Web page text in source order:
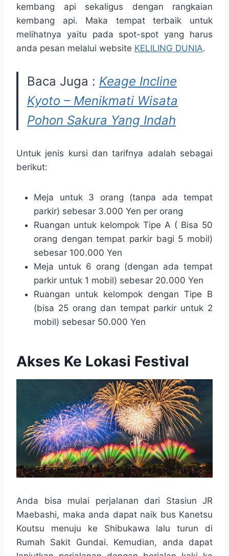
kembang api sekaligus dengan rangkaian
kembang api. Maka tempat terbaik untuk
melihatnya yaitu pada spot-spot yang harus
anda pesan melalui website KELILING DUNIA.
Baca Juga : Keage Incline
Kyoto – Menikmati Wisata
Pohon Sakura Yang Indah
Untuk jenis kursi dan tarifnya adalah sebagai
berikut:
Meja untuk 3 orang (tanpa ada tempat
parkir) sebesar 3.000 Yen per orang
Ruangan untuk kelompok Tipe A ( Bisa 50
orang dengan tempat parkir bagi 5 mobil)
sebesar 100.000 Yen
Meja untuk 6 orang (dengan ada tempat
parkir untuk 1 mobil) sebesar 20.000 Yen
Ruangan untuk kelompok dengan Tipe B
(bisa 25 orang dan tempat parkir untuk 2
mobil) sebesar 50.000 Yen
Akses Ke Lokasi Festival
Anda bisa mulai perjalanan dari Stasiun JR
Maebashi, maka anda dapat naik bus Kanetsu
Koutsu menuju ke Shibukawa lalu turun di
Rumah Sakit Gundai. Kemudian, anda dapat